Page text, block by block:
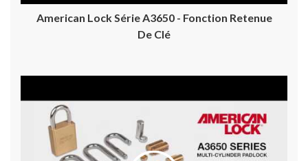
American Lock Série A3650 - Fonction Retenue
De Clé